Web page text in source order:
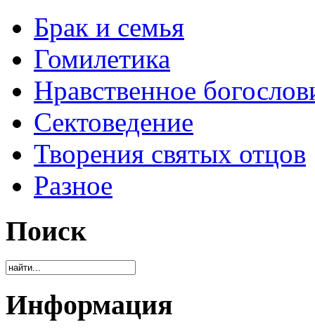
Брак и семья
Гомилетика
Нравственное
Сектоведение
Творения святых отцов
Разное
Поиск
Информация